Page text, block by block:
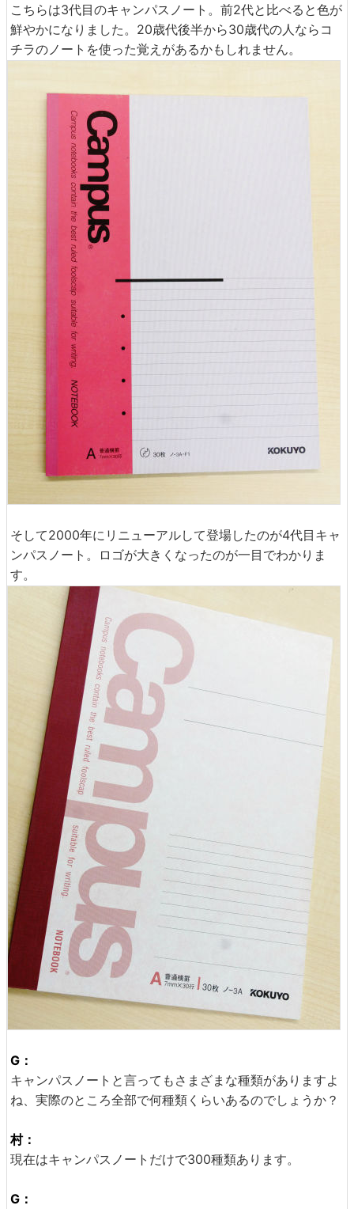
こちらは3代目のキャンパスノート。前2代と比べると色が
鮮やかになりました。20歳代後半から30歳代の人ならコ
チラのノートを使った覚えがあるかもしれません。
そして2000年にリニューアルして登場したのが4代目キャ
ンパスノート。ロゴが大きくなったのが一目でわかりま
す。
G：
キャンパスノートと言ってもさまざまな種類がありますよ
ね、実際のところ全部で何種類くらいあるのでしょうか？
村：
現在はキャンパスノートだけで300種類あります。
G：